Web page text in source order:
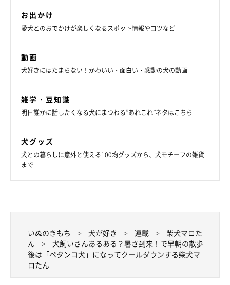
お出かけ
愛犬とのおでかけが楽しくなるスポット情報やコツなど
動画
犬好きにはたまらない！かわいい・面白い・感動の犬の動画
雑学・豆知識
明日誰かに話したくなる犬にまつわる”あれこれ”ネタはこちら
犬グッズ
犬との暮らしに意外と使える100均グッズから、犬モチーフの雑貨
まで
いぬのきもち 犬が好き 連載
柴犬マロた
ん
犬飼いさんあるある？暑さ到来！で早朝の散歩
後は「ペタンコ犬」になってクールダウンする柴犬マ
ロたん